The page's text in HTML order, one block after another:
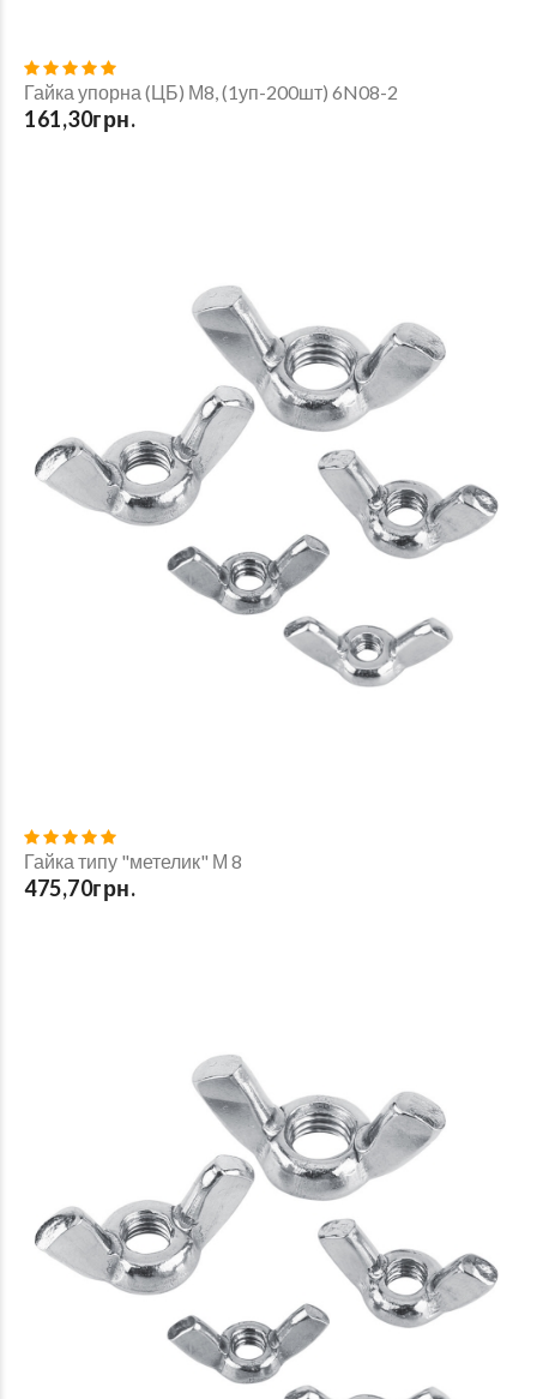
Гайка упорна (ЦБ) М8, (1уп-200шт) 6N08-2
161,30грн.
Гайка типу "метелик" М 8
475,70грн.